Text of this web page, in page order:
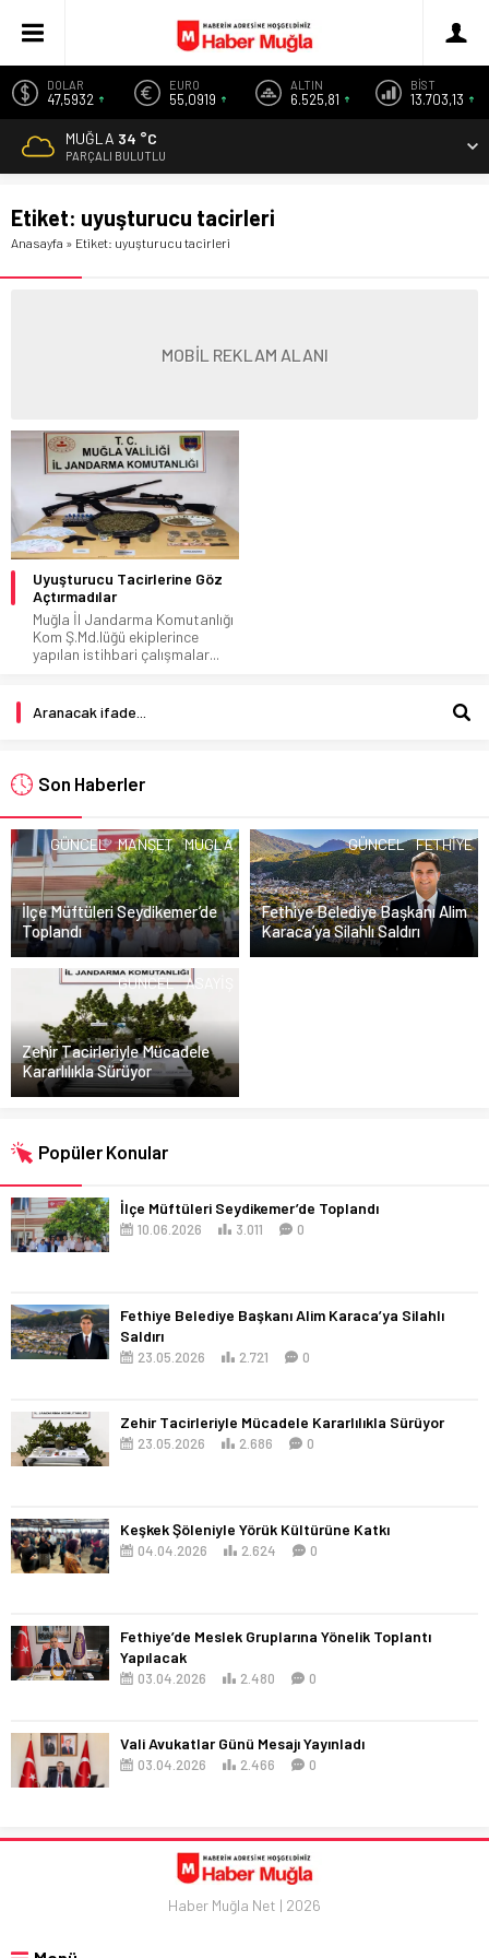
DOLAR
47,5932
EURO
55,0919
ALTIN
6.525,81
BİST
13.703,13
MUĞLA 34 °C
PARÇALI BULUTLU
Etiket: uyuşturucu tacirleri
Anasayfa » Etiket: uyuşturucu tacirleri
MOBİL REKLAM ALANI
Uyuşturucu Tacirlerine Göz
Açtırmadılar
Muğla İl Jandarma Komutanlığı
Kom Ş.Md.lüğü ekiplerince
yapılan istihbari çalışmalar...
Son Haberler
GÜNCEL MANŞET MUGLA
İlçe Müftüleri Seydikemer’de
Toplandı
GÜNCEL FETHIYE
Fethiye Belediye Başkanı Alim
Karaca’ya Silahlı Saldırı
GÜNCEL ASAYIŞ
Zehir Tacirleriyle Mücadele
Kararlılıkla Sürüyor
Popüler Konular
İlçe Müftüleri Seydikemer’de Toplandı
10.06.2026 3.011 0
Fethiye Belediye Başkanı Alim Karaca’ya Silahlı
Saldırı
23.05.2026 2.721 0
Zehir Tacirleriyle Mücadele Kararlılıkla Sürüyor
23.05.2026 2.686 0
Keşkek Şöleniyle Yörük Kültürüne Katkı
04.04.2026 2.624 0
Fethiye’de Meslek Gruplarına Yönelik Toplantı
Yapılacak
03.04.2026 2.480 0
Vali Avukatlar Günü Mesajı Yayınladı
03.04.2026 2.466 0
Haber Muğla Net | 2026